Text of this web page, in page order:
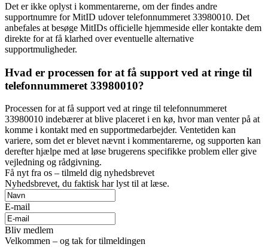
Det er ikke oplyst i kommentarerne, om der findes andre
supportnumre for MitID udover telefonnummeret 33980010. Det
anbefales at besøge MitIDs officielle hjemmeside eller kontakte dem
direkte for at få klarhed over eventuelle alternative
supportmuligheder.
Hvad er processen for at få support ved at ringe til
telefonnummeret 33980010?
Processen for at få support ved at ringe til telefonnummeret
33980010 indebærer at blive placeret i en kø, hvor man venter på at
komme i kontakt med en supportmedarbejder. Ventetiden kan
variere, som det er blevet nævnt i kommentarerne, og supporten kan
derefter hjælpe med at løse brugerens specifikke problem eller give
vejledning og rådgivning.
Få nyt fra os – tilmeld dig nyhedsbrevet
Nyhedsbrevet, du faktisk har lyst til at læse.
E-mail
Bliv medlem
Velkommen – og tak for tilmeldingen